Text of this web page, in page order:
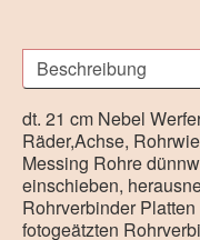
Beschreibung
dt. 21 cm Nebel
Räder,Achse,
Messing Rohre
einschieben,
Rohrverbinder
fotogeätzten